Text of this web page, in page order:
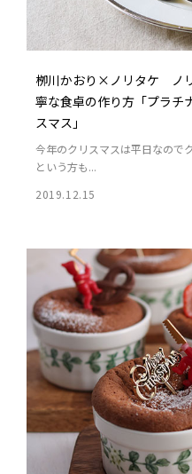
栁川かおり×ノリタケ ノ
寧な食卓の作り方「プラチ
スマス」
今年のクリスマスは平日なので
という方も...
2019.12.15